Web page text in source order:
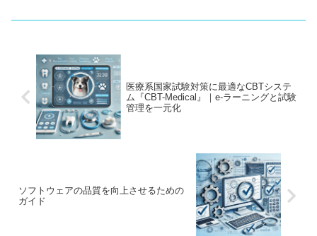
医療系国家試験対策に最適なCBTシステ
ム『CBT-Medical』｜e-ラーニングと試験
管理を一元化
ソフトウェアの品質を向上させるための
ガイド